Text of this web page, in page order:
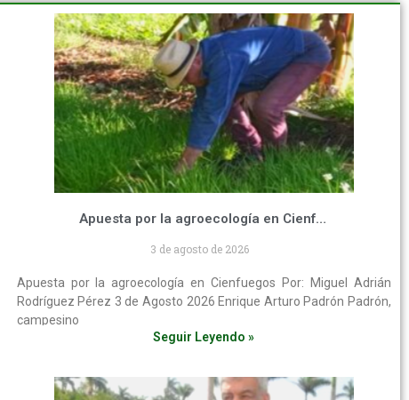
Apuesta por la agroecología en Cienfuegos
3 de agosto de 2026
Apuesta por la agroecología en Cienfuegos Por: Miguel Adrián
Rodríguez Pérez 3 de Agosto 2026 Enrique Arturo Padrón Padrón,
campesino
Seguir Leyendo »